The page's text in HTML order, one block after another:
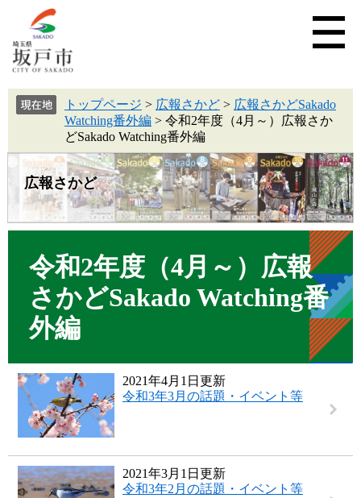
トップページ > 広報さかど > 広報さかどSakado
Watching番外編 > 令和2年度（4月～）広報さか
どSakado Watching番外編
広報さかど
令和2年度（4月～）広報
さかどSakado Watching番
外編
2021年4月1日更新
令和3年3月の話題・イベント等
2021年3月1日更新
令和3年2月の話題・イベント等